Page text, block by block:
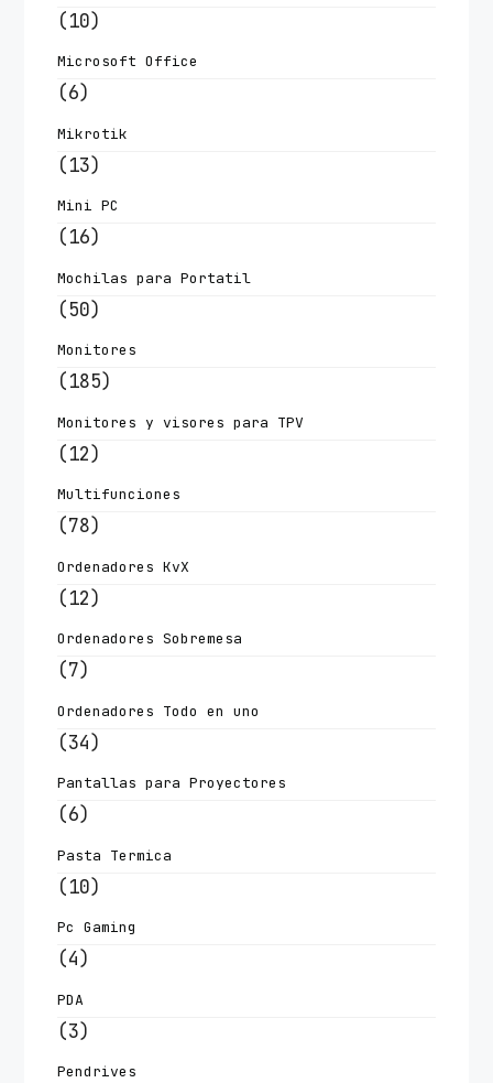
(10)
Microsoft Office
(6)
Mikrotik
(13)
Mini PC
(16)
Mochilas para Portatil
(50)
Monitores
(185)
Monitores y visores para TPV
(12)
Multifunciones
(78)
Ordenadores KvX
(12)
Ordenadores Sobremesa
(7)
Ordenadores Todo en uno
(34)
Pantallas para Proyectores
(6)
Pasta Termica
(10)
Pc Gaming
(4)
PDA
(3)
Pendrives